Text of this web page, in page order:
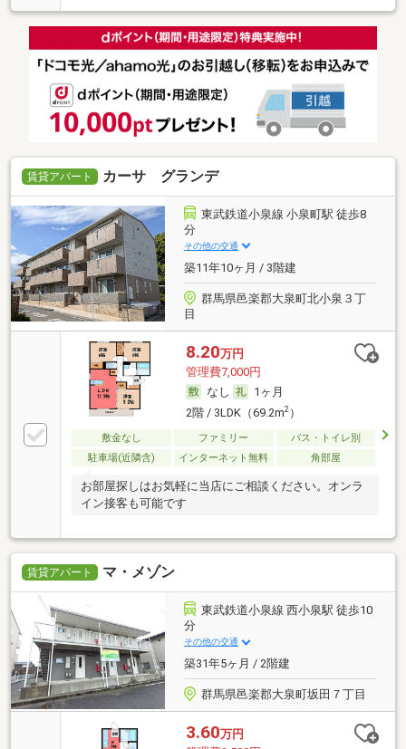
賃貸アパート カーサ グランデ
東武鉄道小泉線 小泉町駅 徒歩8
分
その他の交通
築11年10ヶ月 / 3階建
群馬県邑楽郡大泉町北小泉３丁
目
8.20万円
管理費7,000円
なし
1ヶ月
2階 / 3LDK（69.2m2）
敷金なし ファミリー
バス・トイレ別
駐車場(近隣含)
インターネット無料 角部屋
お部屋探しはお気軽に当店にご相談ください。オンラ
イン接客も可能です
賃貸アパート マ・メゾン
東武鉄道小泉線 西小泉駅 徒歩10
分
その他の交通
築31年5ヶ月 / 2階建
群馬県邑楽郡大泉町坂田７丁目
3.60万円